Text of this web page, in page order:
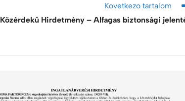
Kovetkezo tartalom
Közérdekű Hirdetmény – Alfagas biztonsági